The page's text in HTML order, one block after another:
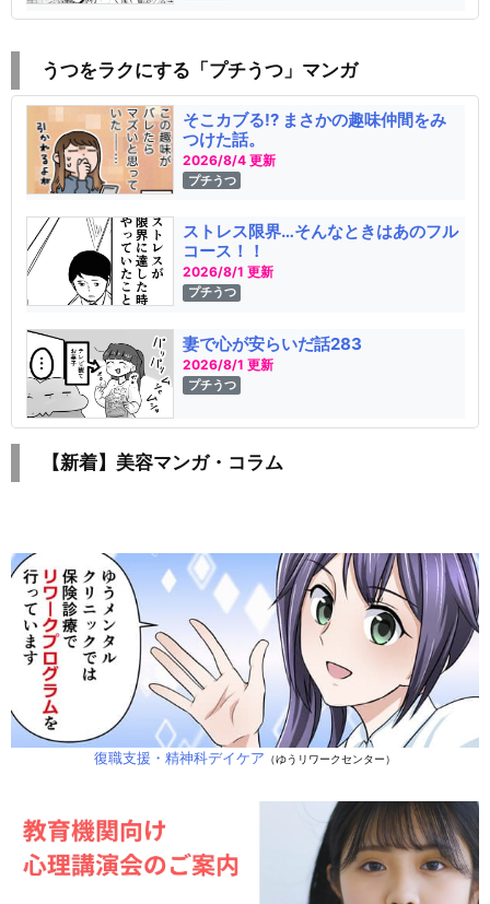
うつをラクにする「プチうつ」マンガ
そこカブる!? まさかの趣味仲間をみ
つけた話。
2026/8/4 更新
プチうつ
ストレス限界…そんなときはあのフル
コース！！
2026/8/1 更新
プチうつ
妻で心が安らいだ話283
2026/8/1 更新
プチうつ
【新着】美容マンガ・コラム
復職支援・精神科デイケア （ゆうリワークセンター）